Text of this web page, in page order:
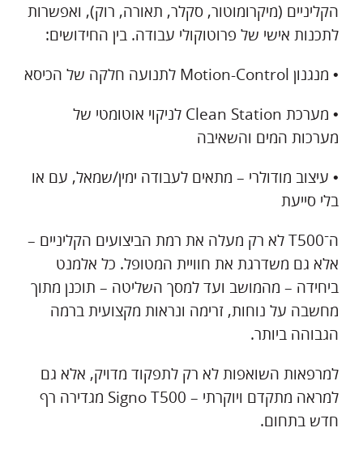
הקליניים (מיקרומוטור, סקלר, תאורה, רוק), ואפשרות
לתכנות אישי של פרוטוקולי עבודה. בין החידושים:
• מנגנון Motion-Control לתנועה חלקה של הכיסא
• מערכת Clean Station לניקוי אוטומטי של
מערכות המים והשאיבה
• עיצוב מודולרי – מתאים לעבודה ימין/שמאל, עם או
בלי סייעת
ה־T500 לא רק מעלה את רמת הביצועים הקליניים –
אלא גם משדרגת את חוויית המטופל. כל אלמנט
ביחידה – מהמושב ועד למסך השליטה – תוכנן מתוך
מחשבה על נוחות, זרימה ונראות מקצועית ברמה
הגבוהה ביותר.
למרפאות השואפות לא רק לתפקוד מדויק, אלא גם
למראה מתקדם ויוקרתי – Signo T500 מגדירה רף
חדש בתחום.